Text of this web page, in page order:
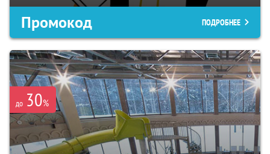
Промокод ПОДРОБНЕЕ
до 30%